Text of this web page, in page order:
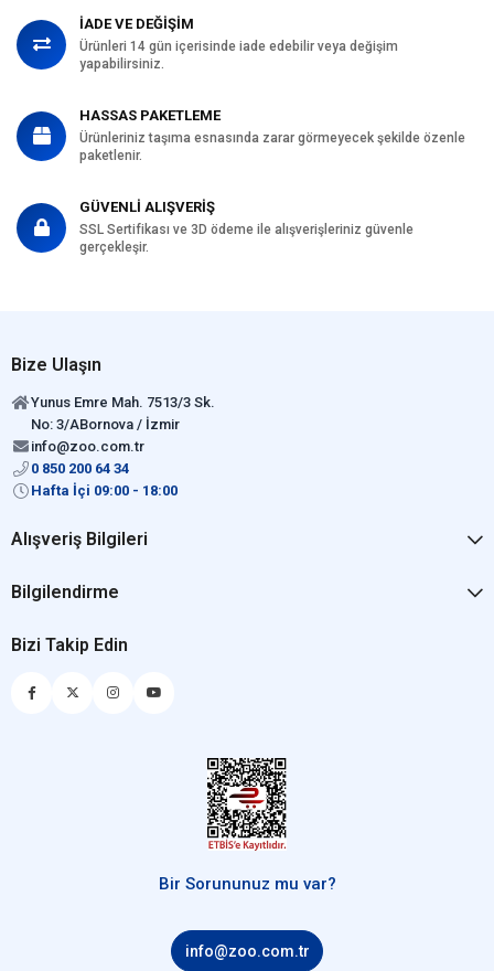
İADE VE DEĞİŞİM
Ürünleri 14 gün içerisinde iade edebilir veya değişim
yapabilirsiniz.
HASSAS PAKETLEME
Ürünleriniz taşıma esnasında zarar görmeyecek şekilde özenle
paketlenir.
GÜVENLİ ALIŞVERİŞ
SSL Sertifikası ve 3D ödeme ile alışverişleriniz güvenle
gerçekleşir.
Bize Ulaşın
Yunus Emre Mah. 7513/3 Sk.
No: 3/ABornova / İzmir
info@zoo.com.tr
0 850 200 64 34
Hafta İçi 09:00 - 18:00
Alışveriş Bilgileri
Bilgilendirme
Bizi Takip Edin
Bir Sorununuz mu var?
info@zoo.com.tr